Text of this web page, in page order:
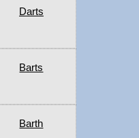
Darts
Barts
Barth